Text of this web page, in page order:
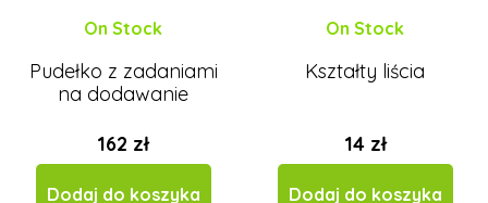
On Stock
Pudełko z zadaniami
na dodawanie
162 zł
Dodaj do koszyka
On Stock
Kształty liścia
14 zł
Dodaj do koszyka